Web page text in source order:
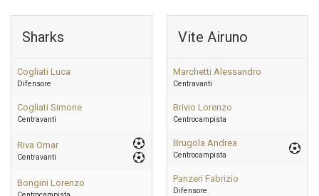
Sharks
Cogliati Luca
Difensore
Cogliati Simone
Centravanti
Riva Omar
Centravanti
Bongini Lorenzo
Vite Airuno
Marchetti Alessandro
Centravanti
Brivio Lorenzo
Centrocampista
Brugola Andrea
Centrocampista
Panzeri Fabrizio
Difensore